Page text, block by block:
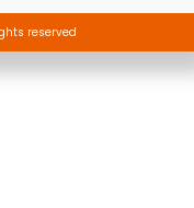
reserved